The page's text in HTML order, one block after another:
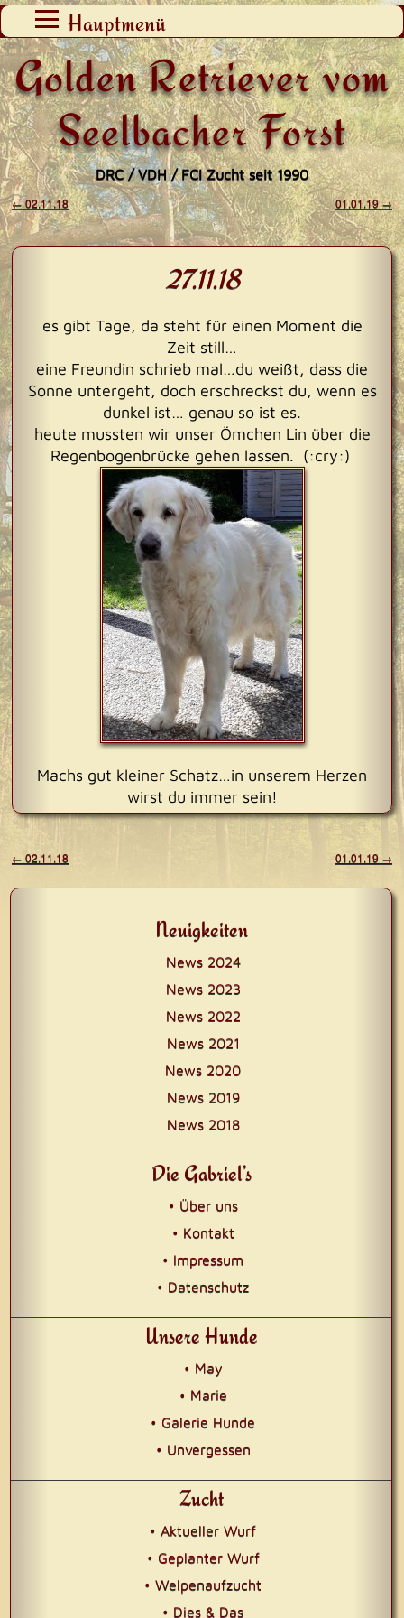
Golden Retriever vom
Seelbacher Forst
DRC / VDH / FCI Zucht seit 1990
Hauptmenü
Zum
Inhalt
springen
Beitragsnavigation
←02.11.18 01.01.19→
27.11.18
es gibt Tage, da steht für einen Moment die
Zeit still…
eine Freundin schrieb mal…du weißt, dass die
Sonne untergeht, doch erschreckst du, wenn es
dunkel ist… genau so ist es.
heute mussten wir unser Ömchen Lin über die
Regenbogenbrücke gehen lassen. (:cry:)
Machs gut kleiner Schatz…in unserem Herzen
wirst du immer sein!
Beitragsnavigation
← 02.11.18 01.01.19 →
Neuigkeiten
News 2024
News 2023
News 2022
News 2021
News 2020
News 2019
News 2018
Die Gabriel’s
• Über uns
• Kontakt
• Impressum
• Datenschutz
Unsere Hunde
• May
• Marie
• Galerie Hunde
• Unvergessen
Zucht
• Aktueller Wurf
• Geplanter Wurf
• Welpenaufzucht
• Dies & Das